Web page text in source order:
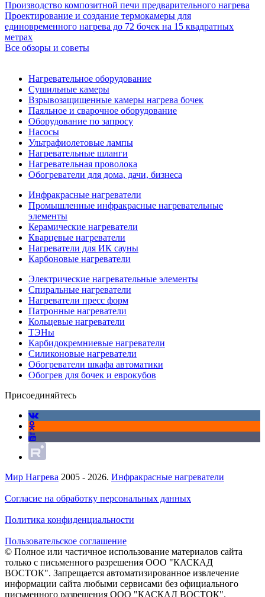
Производство композитной печи предварительного нагрева
Проектирование и создание термокамеры для
единовременного нагрева до 72 бочек на 15 квадратных
метрах
Все обзоры и советы
Нагревательное оборудование
Сушильные камеры
Взрывозащищенные камеры нагрева бочек
Паяльное и сварочное оборудование
Оборудование по запросу
Насосы
Ультрафиолетовые лампы
Нагревательные шланги
Нагревательная проволока
Обогреватели для дома, дачи, бизнеса
Инфракрасные нагреватели
Промышленные инфракрасные нагревательные
элементы
Керамические нагреватели
Кварцевые нагреватели
Нагреватели для ИК сауны
Карбоновые нагреватели
Электрические нагревательные элементы
Спиральные нагреватели
Нагреватели пресс форм
Патронные нагреватели
Кольцевые нагреватели
ТЭНы
Карбидокремниевые нагреватели
Силиконовые нагреватели
Обогреватели шкафа автоматики
Обогрев для бочек и еврокубов
Присоединяйтесь
Мир Нагрева 2005 - 2026. Инфракрасные нагреватели
Согласие на обработку персональных данных
Политика конфиденциальности
Пользовательское соглашение
© Полное или частичное использование материалов сайта
только с письменного разрешения ООО "КАСКАД
ВОСТОК". Запрещается автоматизированное извлечение
информации сайта любыми сервисами без официального
письменного разрешения ООО "КАСКАД ВОСТОК".